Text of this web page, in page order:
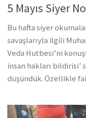
5 Mayıs Siyer
Bu hafta siyer
savaşlarıyla ilgili
Veda Hutbesi’ni
insan hakları bildirisi’
düşündük. Özellikle